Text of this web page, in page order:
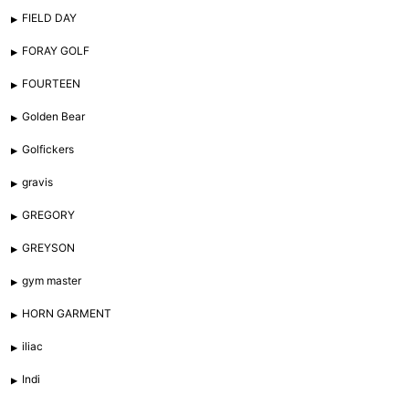
FIELD DAY
FORAY GOLF
FOURTEEN
Golden Bear
Golfickers
gravis
GREGORY
GREYSON
gym master
HORN GARMENT
iliac
Indi